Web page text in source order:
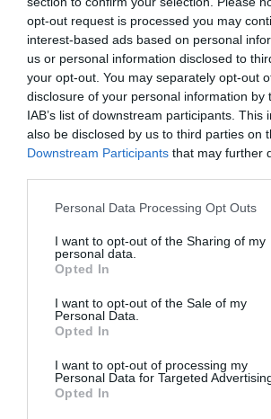
opt-out request is processed you may
interest-based ads based on personal
us or personal information disclosed to
your opt-out. You may separately opt-out
disclosure of your personal information by
IAB’s list of downstream participants. This
also be disclosed by us to third parties on
Downstream Participants that may further
Personal Data Processing Opt Outs
I want to opt-out of the Sharing of my
personal data.
Opted In
I want to opt-out of the Sale of my
Personal Data.
Opted In
I want to opt-out of processing my
Personal Data for Targeted
Opted In
καστανά μαλλιά της είχαν
μέση, αλλά σε πιο χαλαρούς
τη μητέρα της. Το μακιγιάζ της
διακριτικούς τόνους, με ταμπά
ρουζ και γυαλιστερό κραγιόν.